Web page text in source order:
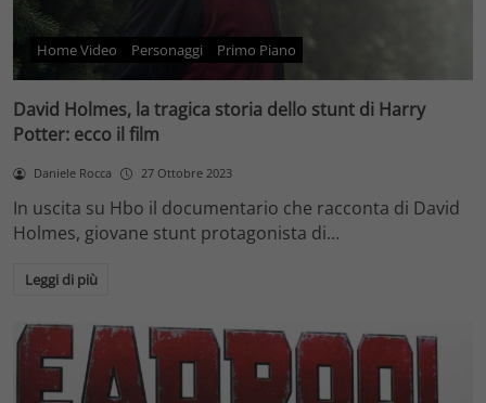
Home Video Personaggi Primo Piano
David Holmes, la tragica storia dello stunt di Harry
Potter: ecco il film
Daniele Rocca 27 Ottobre 2023
In uscita su Hbo il documentario che racconta di David
Holmes, giovane stunt protagonista di…
Leggi di più